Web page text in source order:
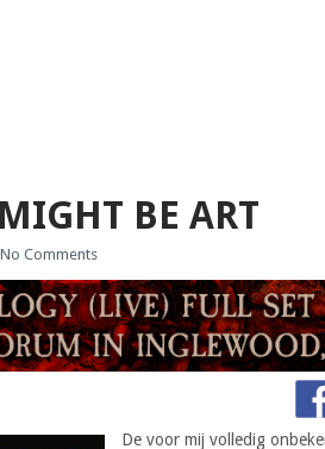
BE ART
No Comments
De voor mij volledig